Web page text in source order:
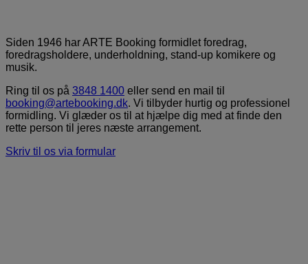
Siden 1946 har ARTE Booking formidlet foredrag,
foredragsholdere, underholdning, stand-up komikere og
musik.
Ring til os på 3848 1400 eller send en mail til
booking@artebooking.dk. Vi tilbyder hurtig og professionel
formidling. Vi glæder os til at hjælpe dig med at finde den
rette person til jeres næste arrangement.
Skriv til os via formular